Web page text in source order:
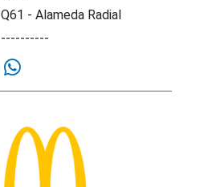
Q61 - Alameda Radial
----------